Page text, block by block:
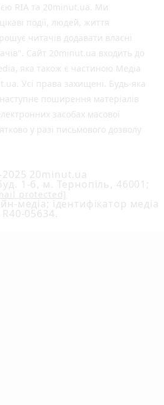
RIA та 20minut.ua. Ми
події, людей, життя
читачів додавати власні
Сайт 20minut.ua входить до
яка також є частиною Медіа
Усі права захищені. Будь-яка
поширення матеріалів
засобах масової
у разі письмового дозволу
20minut.ua
1-б, м. Тернопіль, 46001;
protected]
медіа; ідентифікатор медіа
R40-05634.